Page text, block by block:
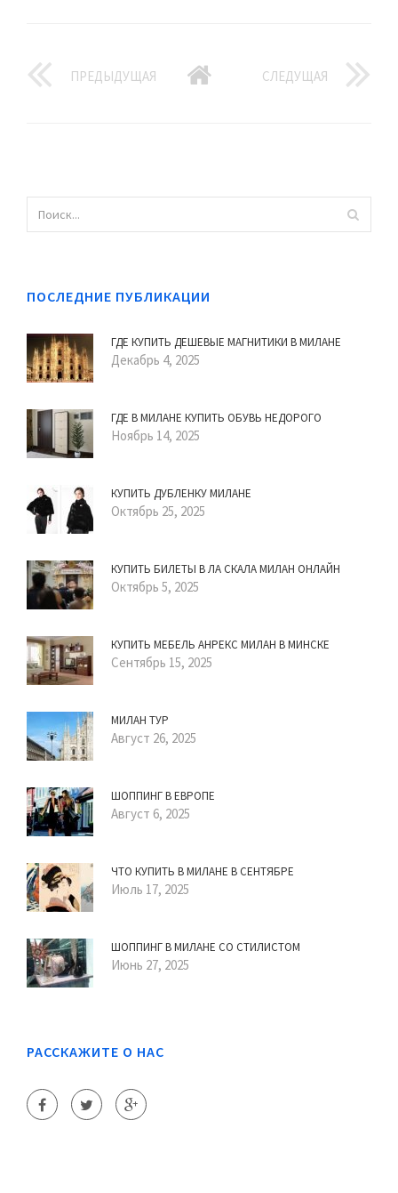
ПРЕДЫДУЩАЯ СЛЕДУЩАЯ
ПОСЛЕДНИЕ ПУБЛИКАЦИИ
ГДЕ КУПИТЬ ДЕШЕВЫЕ МАГНИТИКИ В МИЛАНЕ
Декабрь 4, 2025
ГДЕ В МИЛАНЕ КУПИТЬ ОБУВЬ НЕДОРОГО
Ноябрь 14, 2025
КУПИТЬ ДУБЛЕНКУ МИЛАНЕ
Октябрь 25, 2025
КУПИТЬ БИЛЕТЫ В ЛА СКАЛА МИЛАН ОНЛАЙН
Октябрь 5, 2025
КУПИТЬ МЕБЕЛЬ АНРЕКС МИЛАН В МИНСКЕ
Сентябрь 15, 2025
МИЛАН ТУР
Август 26, 2025
ШОППИНГ В ЕВРОПЕ
Август 6, 2025
ЧТО КУПИТЬ В МИЛАНЕ В СЕНТЯБРЕ
Июль 17, 2025
ШОППИНГ В МИЛАНЕ СО СТИЛИСТОМ
Июнь 27, 2025
РАССКАЖИТЕ О НАС